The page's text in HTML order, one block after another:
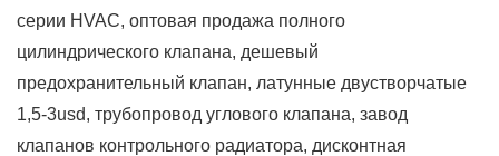
серии HVAC, оптовая продажа полного
цилиндрического клапана, дешевый
предохранительный клапан, латунные двустворчатые
1,5-3usd, трубопровод углового клапана, завод
клапанов контрольного радиатора, дисконтная